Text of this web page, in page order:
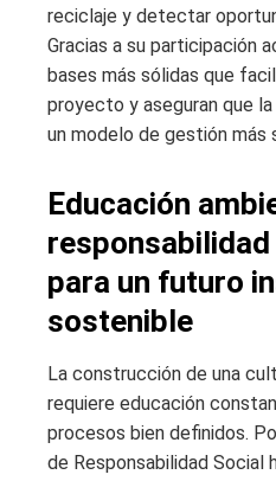
reciclaje y detectar
Gracias a su participación
bases más sólidas que
proyecto y aseguran que
un modelo de gestión más
Educación
para un futuro
sostenible
La construcción de una
requiere educación
procesos bien definidos.
de Responsabilidad Social